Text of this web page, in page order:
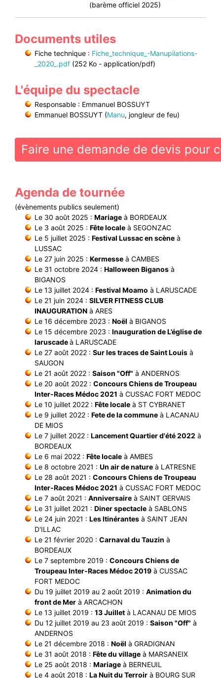
(barème officiel 2025)
Documents utiles
Fiche technique : Fiche_technique_-Manupilations-
_2020_.pdf (252 Ko - application/pdf)
L'équipe du spectacle
Responsable : Emmanuel BOSSUYT
Emmanuel BOSSUYT (Manu, jongleur de feu)
Faire une demande de devis pour
Agenda de tournée
(évènements publics seulement)
Le 30 août 2025 : Mariage à BORDEAUX
Le 3 août 2025 : Fête locale à SEGONZAC
Le 5 juillet 2025 : Festival Lussac en scène à
LUSSAC
Le 27 juin 2025 : Kermesse à CAMBES
Le 31 octobre 2024 : Halloween Biganos à
BIGANOS
Le 13 juillet 2024 : Festival Moamo à LARUSCADE
Le 21 juin 2024 : SILVER FITNESS CLUB
INAUGURATION à ARES
Le 16 décembre 2023 : Noël à BIGANOS
Le 15 décembre 2023 : Inauguration de L’église de
laruscadeà LARUSCADE
Le 27 août 2022 : Sur les traces de Saint Louis à
SAUGON
Le 21 août 2022 : Saison "Off" à ANDERNOS
Le 20 août 2022 : Concours Chiens de Troupeau
Inter-Races Médoc 2021 à CUSSAC FORT MEDOC
Le 10 juillet 2022 : Fête locale à ST CYBRANET
Le 9 juillet 2022 : Fete de la commune à LACANAU
DE MIOS
Le 7 juillet 2022 : Lancement Quartier d'été 2022 à
BORDEAUX
Le 6 mai 2022 : Fête locale à AMBES
Le 8 octobre 2021 : Un air de nature à LATRESNE
Le 28 août 2021 : Concours Chiens de Troupeau
Inter-Races Médoc 2021 à CUSSAC FORT MEDOC
Le 7 août 2021 : Anniversaire à SAINT GERVAIS
Le 31 juillet 2021 : Diner spectacle à SABLONS
Le 24 juin 2021 : Les Itinérantes à SAINT JEAN
D'ILLAC
Le 21 février 2020 : Carnaval du Tauzin à
BORDEAUX
Le 7 septembre 2019 : Concours Chiens de
Troupeau Inter-Races Médoc 2019 à CUSSAC
FORT MEDOC
Du 19 juillet 2019 au 2 août 2019 : Animation du
front de Mer à ARCACHON
Le 13 juillet 2019 : 13 Juillet à LACANAU DE MIOS
Du 12 juillet 2019 au 23 août 2019 : Saison "Off" à
ANDERNOS
Le 21 décembre 2018 : Noël à GRADIGNAN
Le 31 août 2018 : Fête du village à MARSANEIX
Le 25 août 2018 : Mariage à BERNEUIL
Le 4 août 2018 : La Nuit du Terroir à BOURG SUR